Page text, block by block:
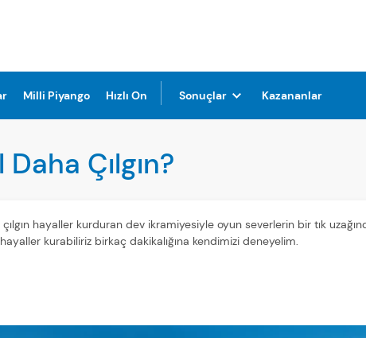
Milli Piyango Hızlı On Sonuçlar Kazananlar
Çılgın?
çılgın hayaller kurduran dev ikramiyesiyle oyun severlerin bir tık
kurabiliriz birkaç dakikalığına kendimizi deneyelim.